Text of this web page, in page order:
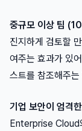
중규모 이상 팀
진지하게 검토할
여주는 효과가 있
스트를 참조해주
기업 보안이 엄격
Enterprise Cloud